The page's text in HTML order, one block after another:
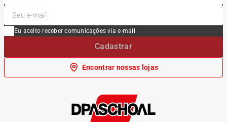
Eu aceito receber comunicações via e-mail
Cadastrar
Encontrar nossas lojas